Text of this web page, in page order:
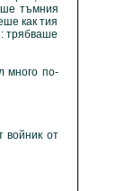
тъмния
как тия
трябваше
много по-
от